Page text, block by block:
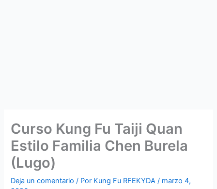
Curso Kung Fu Taiji Quan
Estilo Familia Chen Burela
(Lugo)
Deja un comentario / Por Kung Fu RFEKYDA/ marzo 4,